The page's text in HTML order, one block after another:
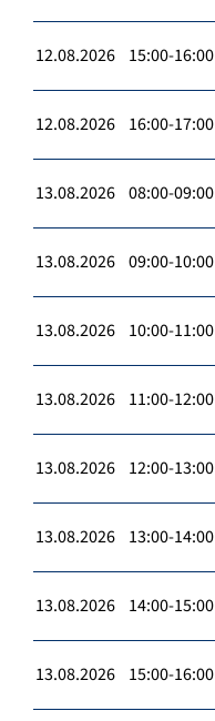
12.08.2026 15:00-16:00
12.08.2026 16:00-17:00
13.08.2026 08:00-09:00
13.08.2026 09:00-10:00
13.08.2026 10:00-11:00
13.08.2026 11:00-12:00
13.08.2026 12:00-13:00
13.08.2026 13:00-14:00
13.08.2026 14:00-15:00
13.08.2026 15:00-16:00